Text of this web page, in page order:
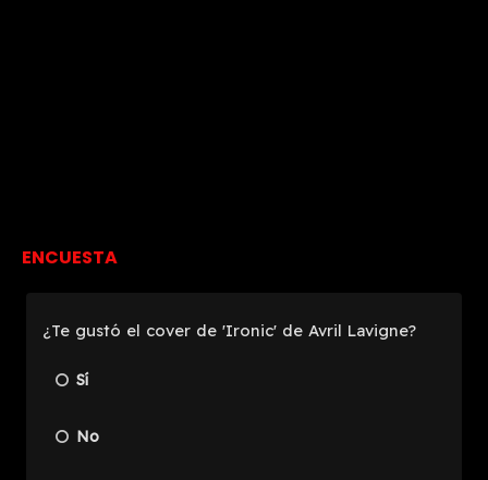
ENCUESTA